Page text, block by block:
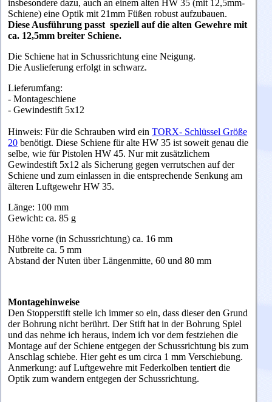
insbesondere dazu, auch an einem alten HW 35 (mit 12,5mm-
Schiene) eine Optik mit 21mm Füßen robust aufzubauen.
Diese Ausführung passt speziell auf die alten Gewehre mit
ca. 12,5mm breiter Schiene.
Die Schiene hat in Schussrichtung eine Neigung.
Die Auslieferung erfolgt in schwarz.
Lieferumfang:
- Montageschiene
- Gewindestift 5x12
Hinweis: Für die Schrauben wird ein TORX- Schlüssel Größe
20 benötigt. Diese Schiene für alte HW 35 ist soweit genau die
selbe, wie für Pistolen HW 45. Nur mit zusätzlichem
Gewindestift 5x12 als Sicherung gegen verrutschen auf der
Schiene und zum einlassen in die entsprechende Senkung am
älteren Luftgewehr HW 35.
Länge: 100 mm
Gewicht: ca. 85 g
Höhe vorne (in Schussrichtung) ca. 16 mm
Nutbreite ca. 5 mm
Abstand der Nuten über Längenmitte, 60 und 80 mm
Montagehinweise
Den Stopperstift stelle ich immer so ein, dass dieser den Grund
der Bohrung nicht berührt. Der Stift hat in der Bohrung Spiel
und das nehme ich heraus, indem ich vor dem festziehen die
Montage auf der Schiene entgegen der Schussrichtung bis zum
Anschlag schiebe. Hier geht es um circa 1 mm Verschiebung.
Anmerkung: auf Luftgewehre mit Federkolben tentiert die
Optik zum wandern entgegen der Schussrichtung.